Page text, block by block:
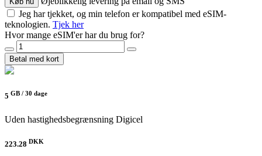
Jeg har tjekket, og min telefon er kompatibel med eSIM-
teknologien. Tjek her
Hvor mange eSIM'er har du brug for?
Betal med kort
5 GB / 30 dage
Uden hastighedsbegrænsning Digicel
223.28 DKK